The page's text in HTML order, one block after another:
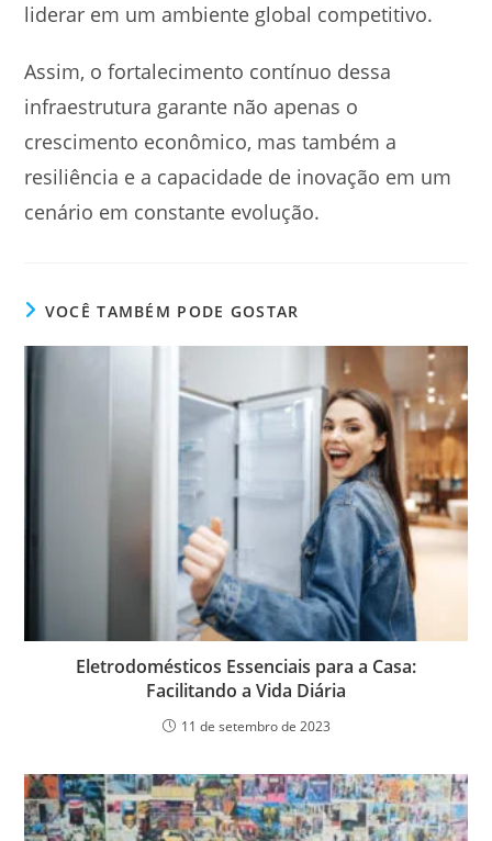
liderar em um ambiente global competitivo.
Assim, o fortalecimento contínuo dessa
infraestrutura garante não apenas o
crescimento econômico, mas também a
resiliência e a capacidade de inovação em um
cenário em constante evolução.
VOCÊ TAMBÉM PODE GOSTAR
Eletrodomésticos Essenciais para a Casa:
Facilitando a Vida Diária
11 de setembro de 2023